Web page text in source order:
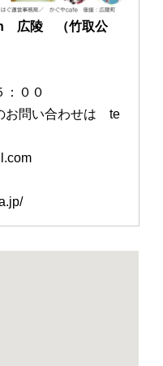
広陵 （竹取公
：００
お問い合わせは te